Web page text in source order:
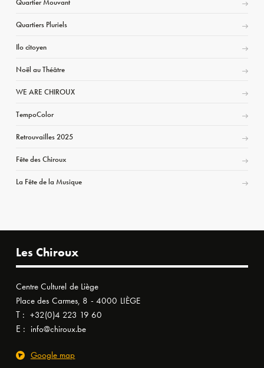
Quartier Mouvant
Quartiers Pluriels
Ilo citoyen
Noël au Théâtre
WE ARE CHIROUX
TempoColor
Retrouvailles 2025
Fête des Chiroux
La Fête de la Musique
Les Chiroux
Centre Culturel de Liège
Place des Carmes, 8 - 4000 LIÈGE
T : +32(0)4 223 19 60
E : info@chiroux.be
Google map